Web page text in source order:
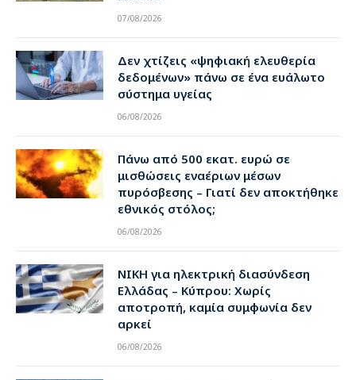
07/08/2026
Δεν χτίζεις «ψηφιακή ελευθερία
δεδομένων» πάνω σε ένα ευάλωτο
σύστημα υγείας
06/08/2026
Πάνω από 500 εκατ. ευρώ σε
μισθώσεις εναέριων μέσων
πυρόσβεσης – Γιατί δεν αποκτήθηκε
εθνικός στόλος;
06/08/2026
ΝΙΚΗ για ηλεκτρική διασύνδεση
Ελλάδας – Κύπρου: Χωρίς
αποτροπή, καμία συμφωνία δεν
αρκεί
06/08/2026